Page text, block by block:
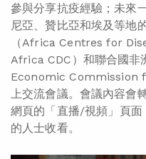
參與分享抗疫經驗；未來
尼亞、贊比亞和埃及等地
（Africa Centres for
Africa CDC）和聯合國
Economic Commission
上交流會議。會議內容會
網頁的「直播/視頻」頁
的人士收看。